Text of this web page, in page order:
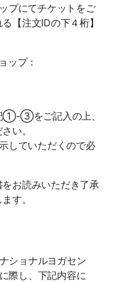
プにてチケットをご
【注文IDの下４桁】
ップ：
①-③をご記入の上、
い。
していただくので必
お読みいただき了承
す。
ショナルヨガセン
際し、下記内容に